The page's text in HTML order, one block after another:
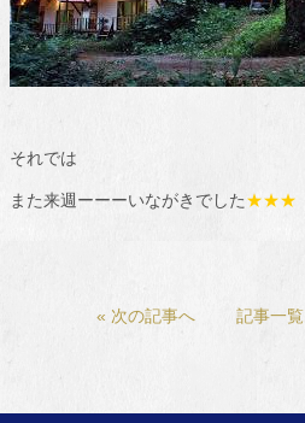
それでは
また来週ーーーいながきでした★★★
« 次の記事へ 記事一覧